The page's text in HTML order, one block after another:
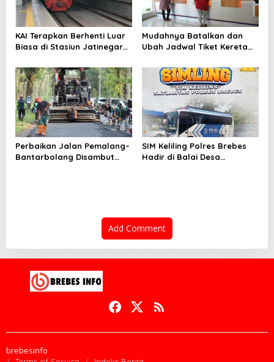
KAI Terapkan Berhenti Luar
Biasa di Stasiun Jatinegara,
2025
Mudahnya Batalkan dan
Ubah Jadwal Tiket Kereta
Perbaikan Jalan Pemalang–
Bantarbolang Disambut
SIM Keliling Polres Brebes
Hadir di Balai Desa
Add Comment
brebesinfo